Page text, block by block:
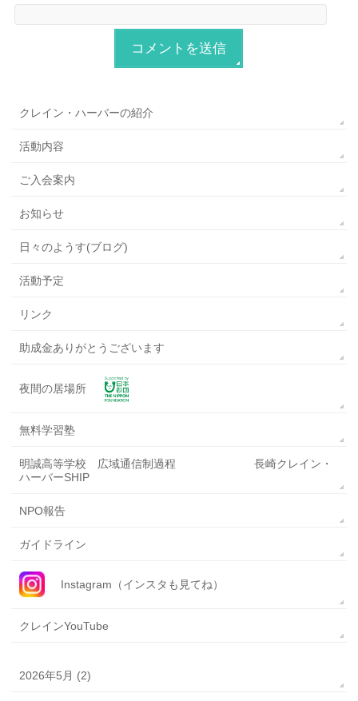
クレイン・ハーバーの紹介
活動内容
ご入会案内
お知らせ
日々のようす(ブログ)
活動予定
リンク
助成金ありがとうございます
夜間の居場所
無料学習塾
明誠高等学校 広域通信制過程 長崎クレイン・
ハーバーSHIP
NPO報告
ガイドライン
Instagram（インスタも見てね）
クレインYouTube
2026年5月 (2)